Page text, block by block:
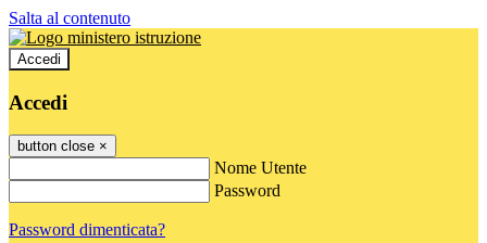
Salta al contenuto
Accedi
Accedi
button close ×
Nome Utente
Password
Password dimenticata?